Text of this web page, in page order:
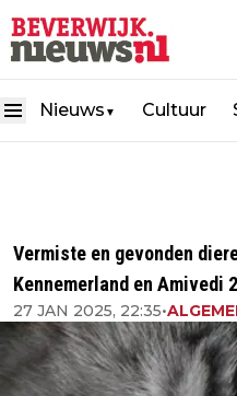
Nieuws ▼ Cultuur
Vermiste en gevonden
Kennemerland en Amivedi
27 JAN 2025, 22:35•